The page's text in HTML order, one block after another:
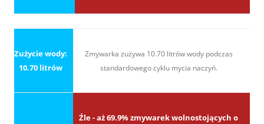
Zużycie wody:
10.70 litrów
Zmywarka zużywa 10.70 litrów wody podczas
standardowego cyklu mycia naczyń.
Źle - aż 69.9% zmywarek wolnostojących o